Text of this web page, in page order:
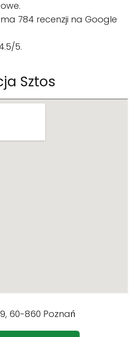
784 recenzji na Google
5.
Sztos